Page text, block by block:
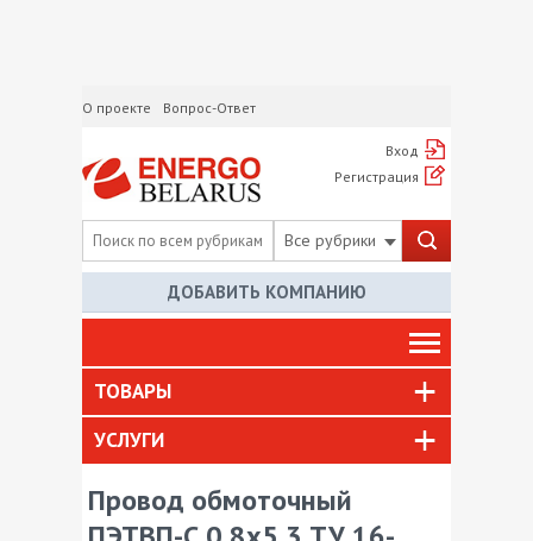
О проекте Вопрос-Ответ
Вход
Регистрация
Все рубрики
ДОБАВИТЬ КОМПАНИЮ
ТОВАРЫ
УСЛУГИ
Провод обмоточный